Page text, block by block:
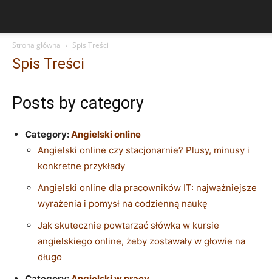
Strona główna Spis Treści
Spis Treści
Posts by category
Category:Angielski online
Angielski online czy stacjonarnie? Plusy, minusy i
konkretne przykłady
Angielski online dla pracowników IT: najważniejsze
wyrażenia i pomysł na codzienną naukę
Jak skutecznie powtarzać słówka w kursie
angielskiego online, żeby zostawały w głowie na
długo